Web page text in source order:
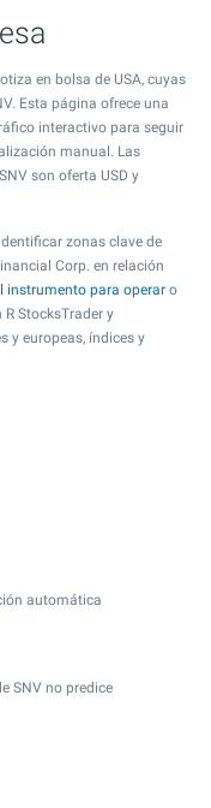
en bolsa de USA, cuyas
Esta página ofrece una
interactivo para seguir
manual. Las
son oferta USD y
zonas clave de
Corp. en relación
instrumento para operar o
StocksTrader y
y europeas, índices y
automática
SNV no predice